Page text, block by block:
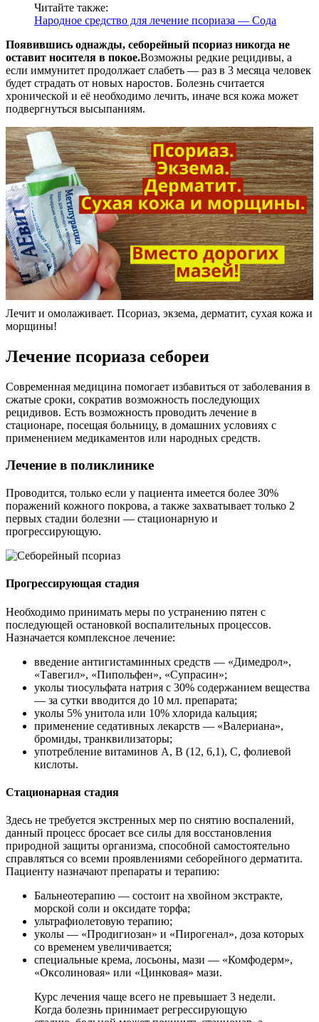
Читайте также:
Народное средство для лечение псориаза — Сода
Появившись однажды, себорейный псориаз никогда не
оставит носителя в покое.Возможны редкие рецидивы, а
если иммунитет продолжает слабеть — раз в 3 месяца человек
будет страдать от новых наростов. Болезнь считается
хронической и её необходимо лечить, иначе вся кожа может
подвергнуться высыпаниям.
Лечит и омолаживает. Псориаз, экзема, дерматит, сухая кожа и
морщины!
Лечение псориаза себореи
Современная медицина помогает избавиться от заболевания в
сжатые сроки, сократив возможность последующих
рецидивов. Есть возможность проводить лечение в
стационаре, посещая больницу, в домашних условиях с
применением медикаментов или народных средств.
Лечение в поликлинике
Проводится, только если у пациента имеется более 30%
поражений кожного покрова, а также захватывает только 2
первых стадии болезни — стационарную и
прогрессирующую.
Прогрессирующая стадия
Необходимо принимать меры по устранению пятен с
последующей остановкой воспалительных процессов.
Назначается комплексное лечение:
введение антигистаминных средств — «Димедрол»,
«Тавегил», «Пипольфен», «Супрасин»;
уколы тиосульфата натрия с 30% содержанием вещества
— за сутки вводится до 10 мл. препарата;
уколы 5% унитола или 10% хлорида кальция;
применение седативных лекарств — «Валериана»,
бромиды, транквилизаторы;
употребление витаминов А, В (12, 6,1), С, фолиевой
кислоты.
Стационарная стадия
Здесь не требуется экстренных мер по снятию воспалений,
данный процесс бросает все силы для восстановления
природной защиты организма, способной самостоятельно
справляться со всеми проявлениями себорейного дерматита.
Пациенту назначают препараты и терапию:
Бальнеотерапию — состоит на хвойном экстракте,
морской соли и оксидате торфа;
ультрафиолетовую терапию;
уколы — «Продигиозан» и «Пирогенал», доза которых
со временем увеличивается;
специальные крема, лосьоны, мази — «Комфодерм»,
«Оксолиновая» или «Цинковая» мази.
Курс лечения чаще всего не превышает 3 недели.
Когда болезнь принимает регрессирующую